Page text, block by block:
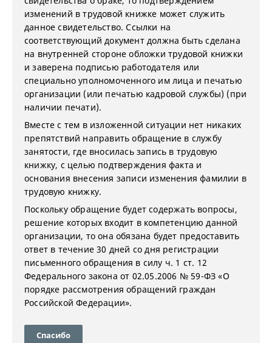
изменений в трудовой книжке может служить
данное свидетельство. Ссылки на
соответствующий документ должна быть сделана
на внутренней стороне обложки трудовой книжки
и заверена подписью работодателя или
специально уполномоченного им лица и печатью
организации (или печатью кадровой службы) (при
наличии печати).
Вместе с тем в изложенной ситуации нет никаких
препятствий направить обращение в службу
занятости, где вносилась запись в трудовую
книжку, с целью подтверждения факта и
основания внесения записи изменения фамилии в
трудовую книжку.
Поскольку обращение будет содержать вопросы,
решение которых входит в компетенцию данной
организации, то она обязана будет предоставить
ответ в течение 30 дней со дня регистрации
письменного обращения в силу ч. 1 ст. 12
Федерального закона от 02.05.2006 № 59-ФЗ «О
порядке рассмотрения обращений граждан
Российской Федерации».
Спасибо